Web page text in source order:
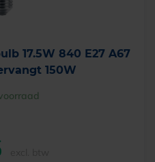
17.5W 840 E27 A67
150W